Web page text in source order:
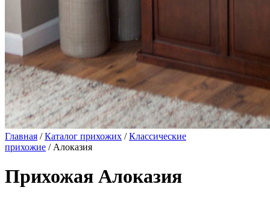
Главная /Каталог прихожих /Классические
прихожие / Алоказия
Прихожая Алоказия